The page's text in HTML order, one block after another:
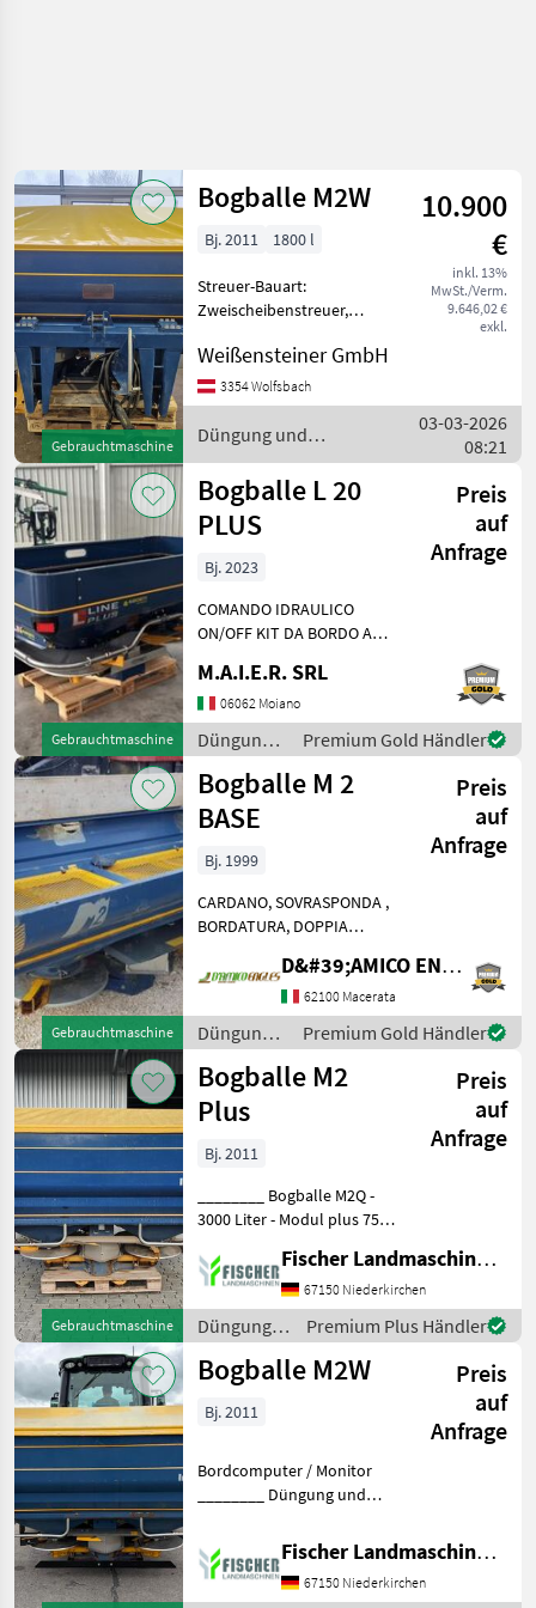
Gebrauchtmaschine
Bogballe M2W
10.900
€
inkl. 13%
MwSt./Verm.
9.646,02 €
exkl.
Bj. 2011 1800 l
Streuer-Bauart:
Zweischeibenstreuer,
Grenzstreueinrichtung,
Streumengenverstellung
Bogballe M2W mit 1.800ltr.
Fassungsvermögen, Bj.
Weißensteiner GmbH
3354 Wolfsbach
Düngung und
Beregnung / Bogballe
03-03-2026
08:21
Gebrauchtmaschine
Bogballe L 20
PLUS
Preis
auf
Anfrage
Bj. 2023
COMANDO IDRAULICO
ON/OFF KIT DA BORDO A
ESCLUSIONE DI UN DISCO
CARDANO Düngung und
Beregnung
Mineraldüngerstreuer/Wiegestreuer
M.A.I.E.R. SRL
06062 Moiano
Düngung
und
Beregnung
/ Bogballe
Premium Gold Händler
Gebrauchtmaschine
Bogballe M 2
BASE
Preis
auf
Anfrage
Bj. 1999
CARDANO, SOVRASPONDA ,
BORDATURA, DOPPIA
Düngung und Beregnung
Mineraldüngerstreuer/Wiegestreuer
D&#39;AMICO ENGLES SRL
62100 Macerata
Düngung
und
Beregnung
/ Bogballe
Premium Gold Händler
Gebrauchtmaschine
Bogballe M2
Plus
Preis
auf
Anfrage
Bj. 2011
________ Bogballe M2Q -
3000 Liter - Modul plus 750
Grundmaschine mit
Serienausstattung: -
quadro-System zur
schnellen Abdrehprobe
Fischer Landmaschinen GmbH
67150 Niederkirchen
Düngung
und
Beregnung
Premium Plus Händler
Bogballe M2W
Preis
auf
Anfrage
Bj. 2011
Bordcomputer / Monitor
________ Düngung und
Mineraldüngerstreuer/Wiegestreuer
Fischer Landmaschinen GmbH
67150 Niederkirchen